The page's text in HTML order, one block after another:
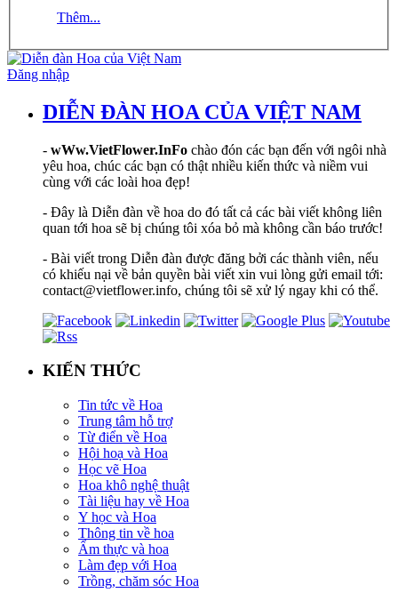
Thêm...
Đăng nhập
DIỄN ĐÀN HOA CỦA VIỆT NAM
- wWw.VietFlower.InFo chào đón các bạn đến với ngôi nhà
yêu hoa, chúc các bạn có thật nhiều kiến thức và niềm vui
cùng với các loài hoa đẹp!
- Đây là Diễn đàn về hoa do đó tất cả các bài viết không liên
quan tới hoa sẽ bị chúng tôi xóa bỏ mà không cần báo trước!
- Bài viết trong Diễn đàn được đăng bởi các thành viên, nếu
có khiếu nại về bản quyền bài viết xin vui lòng gửi email tới:
contact@vietflower.info, chúng tôi sẽ xử lý ngay khi có thể.
KIẾN THỨC
Tin tức về Hoa
Trung tâm hỗ trợ
Từ điển về Hoa
Hội hoạ và Hoa
Học vẽ Hoa
Hoa khô nghệ thuật
Tài liệu hay về Hoa
Y học và Hoa
Thông tin về hoa
Ẩm thực và hoa
Làm đẹp với Hoa
Trồng, chăm sóc Hoa